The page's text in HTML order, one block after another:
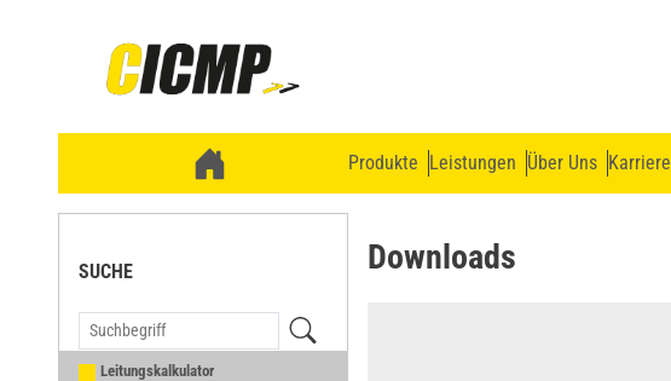
Produkte Leistungen Über Uns Karriere
SUCHE
Leitungskalkulator
Downloads